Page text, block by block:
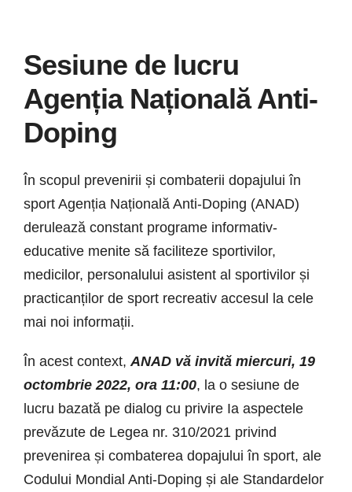
Contact
Sesiune de lucru
Agenția Națională Anti-
Doping
În scopul prevenirii și combaterii dopajului în
sport Agenția Națională Anti-Doping (ANAD)
derulează constant programe informativ-
educative menite să faciliteze sportivilor,
medicilor, personalului asistent al sportivilor și
practicanților de sport recreativ accesul la cele
mai noi informații.
În acest context,ANAD vă invită miercuri, 19
octombrie 2022, ora 11:00, la o sesiune de
lucru bazată pe dialog cu privire Ia aspectele
prevăzute de Legea nr. 310/2021 privind
prevenirea și combaterea dopajului în sport, ale
Codului Mondial Anti-Doping și ale Standardelor